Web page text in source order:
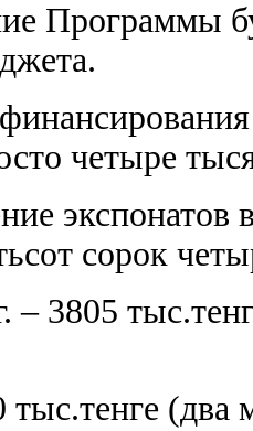
Программы
четыре
экспонатов
сорок
– 3805
тыс.тенге (два